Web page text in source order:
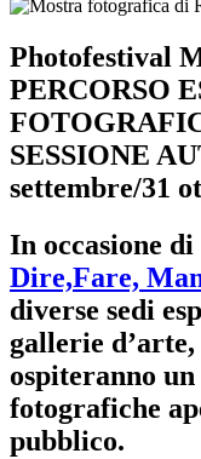
Photofestival
PERCORSO
SESSIONE
settembre/31
In occasione di
Dire,Fare,
diverse sedi
gallerie
ospiteranno
fotografiche
pubblico.